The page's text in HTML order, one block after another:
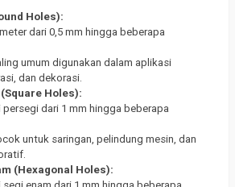
Holes):
dari 0,5 mm hingga beberapa
umum digunakan dalam aplikasi
dan dekorasi.
Holes):
persegi dari 1 mm hingga beberapa
untuk saringan, pelindung mesin, dan
(Hexagonal Holes):